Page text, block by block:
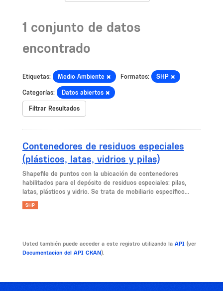
1 conjunto de datos
encontrado
Etiquetas: Medio Ambiente Formatos: SHP
Categorías: Datos abiertos
Filtrar Resultados
Contenedores de residuos especiales
(plásticos, latas, vidrios y pilas)
Shapefile de puntos con la ubicación de contenedores
habilitados para el depósito de residuos especiales: pilas,
latas, plásticos y vidrio. Se trata de mobiliario específico...
SHP
Usted también puede acceder a este registro utilizando la API (ver
Documentacion del API CKAN).